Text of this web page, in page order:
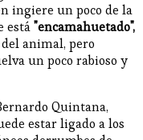
ingiere un poco de la
está"encamahuetado",
animal, pero
un poco rabioso y
Quintana,
estar ligado a los